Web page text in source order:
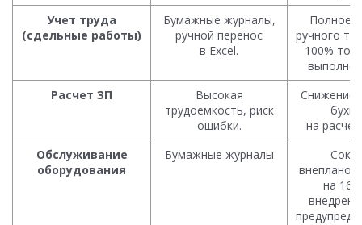
Учет труда
(сдельные работы)
Бумажные журналы,
ручной перенос
в Excel.
Полное
ручного
100%
Расчет ЗП
Высокая
трудоемкость, риск
ошибки.
Снижение
на
Обслуживание
оборудования
Бумажные журналы
на